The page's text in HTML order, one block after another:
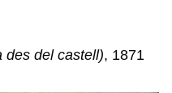
des del castell), 1871